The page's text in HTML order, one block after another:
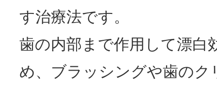
す治療法です。
歯の内部まで作用して漂白
め、ブラッシングや歯のク